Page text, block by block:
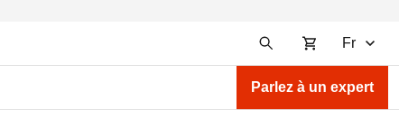
Fr
Parlez à un expert